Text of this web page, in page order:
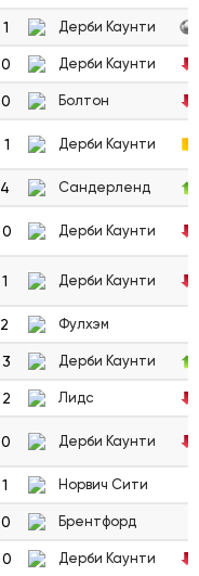
1 Дерби Каунти
0 Дерби Каунти
0 Болтон
1 Дерби Каунти
4 Сандерленд
0 Дерби Каунти
1 Дерби Каунти
2 Фулхэм
3 Дерби Каунти
2 Лидс
0 Дерби Каунти
1 Норвич Сити
0 Брентфорд
0 Дерби Каунти